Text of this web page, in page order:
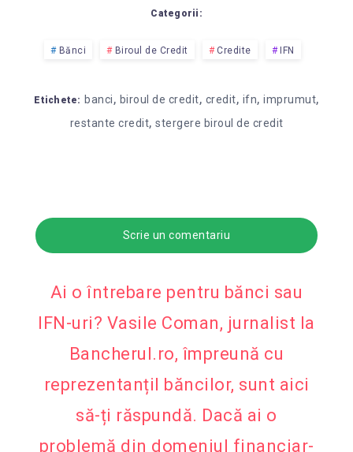
Categorii:
Bănci Biroul de Credit Credite IFN
Etichete: banci, biroul de credit, credit, ifn,imprumut,
restante credit, stergere biroul de credit
Scrie un comentariu
Ai o întrebare pentru bănci sau
IFN-uri? Vasile Coman, jurnalist la
Bancherul.ro, împreună cu
reprezentanțiI băncilor, sunt aici
să-ți răspundă. Dacă ai o
problemă din domeniul financiar-